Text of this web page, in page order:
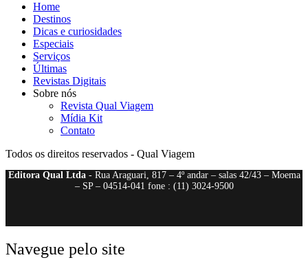
Home
Destinos
Dicas e curiosidades
Especiais
Serviços
Últimas
Revistas Digitais
Sobre nós
Revista Qual Viagem
Mídia Kit
Contato
Todos os direitos reservados - Qual Viagem
Editora Qual Ltda- Rua Araguari, 817 – 4º andar – salas 42/43 – Moema
– SP – 04514-041 fone : (11) 3024-9500
Navegue pelo site